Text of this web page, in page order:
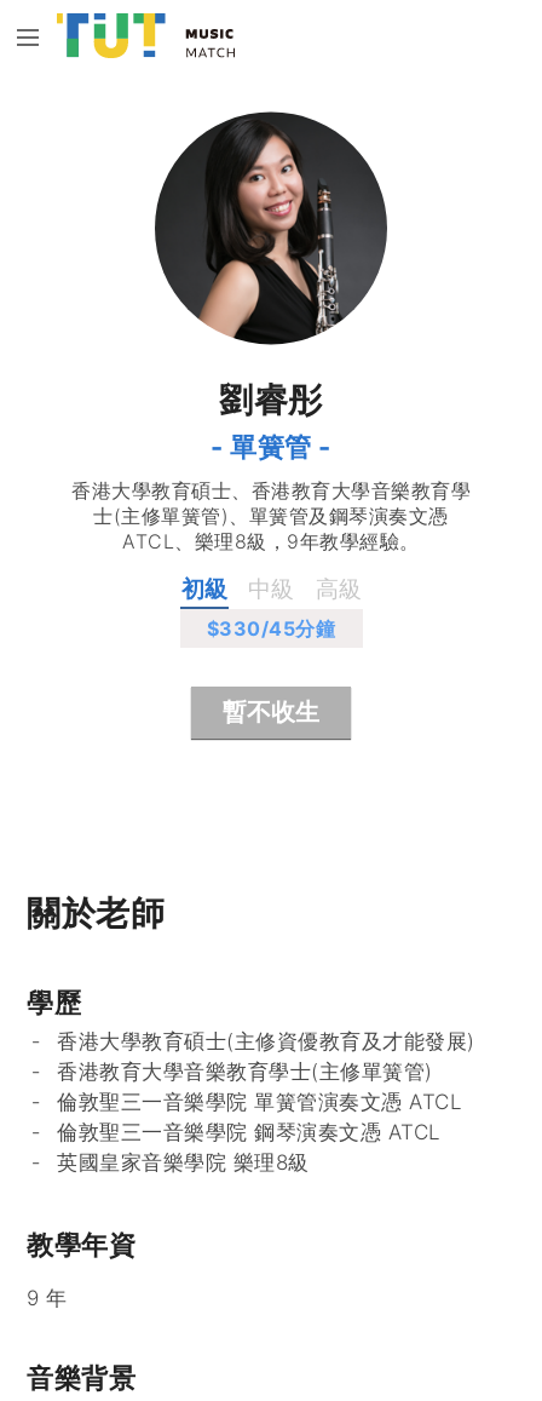
劉睿彤
- 單簧管 -
香港大學教育碩士、香港教育大學音樂教育學
士(主修單簧管)、單簧管及鋼琴演奏文憑
ATCL、樂理8級，9年教學經驗。
初級 中級 高級
$330/45分鐘
暫不收生
關於老師
學歷
香港大學教育碩士(主修資優教育及才能發展)
香港教育大學音樂教育學士(主修單簧管)
倫敦聖三一音樂學院 單簧管演奏文憑 ATCL
倫敦聖三一音樂學院 鋼琴演奏文憑 ATCL
英國皇家音樂學院 樂理8級
教學年資
9 年
音樂背景